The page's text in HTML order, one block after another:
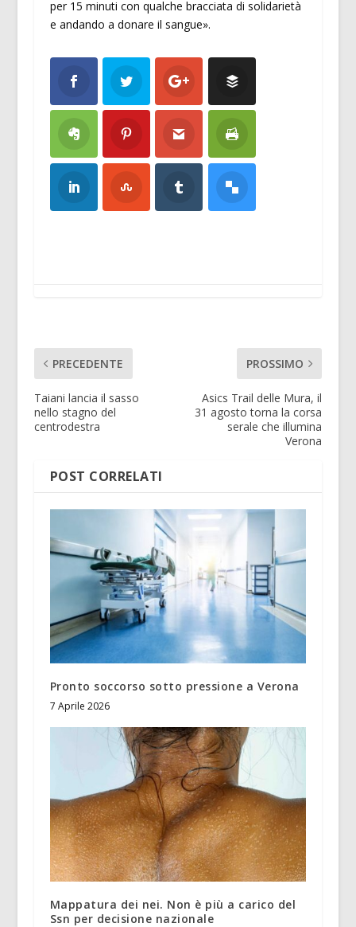
per 15 minuti con qualche bracciata di solidarietà
e andando a donare il sangue».
PRECEDENTE
Taiani lancia il sasso
nello stagno del
centrodestra
PROSSIMO
Asics Trail delle Mura, il
31 agosto torna la corsa
serale che illumina
Verona
POST CORRELATI
Pronto soccorso sotto pressione a Verona
7 Aprile 2026
Mappatura dei nei. Non è più a carico del
Ssn per decisione nazionale